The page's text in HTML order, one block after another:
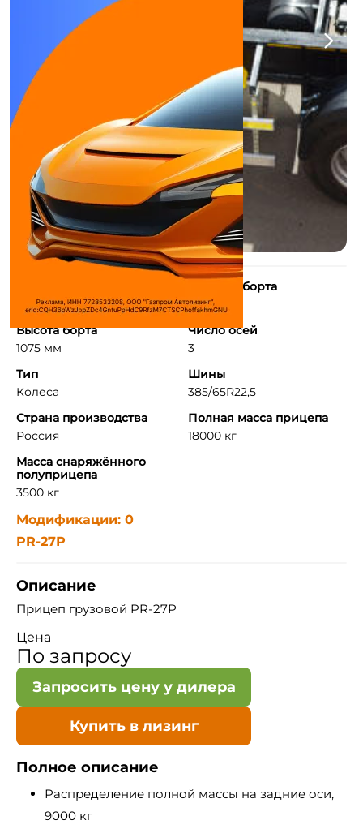
6110 мм
Ширина борта
2500 мм
Высота борта
1075 мм
Число осей
3
Тип
Колеса
Шины
385/65R22,5
Страна производства
Россия
Полная масса прицепа
18000 кг
Масса снаряжённого
полуприцепа
3500 кг
Модификации: 0
PR-27Р
Описание
Прицеп грузовой PR-27Р
Цена
По запросу
Запросить цену у дилера
Купить в лизинг
Полное описание
Распределение полной массы на задние оси,
9000 кг